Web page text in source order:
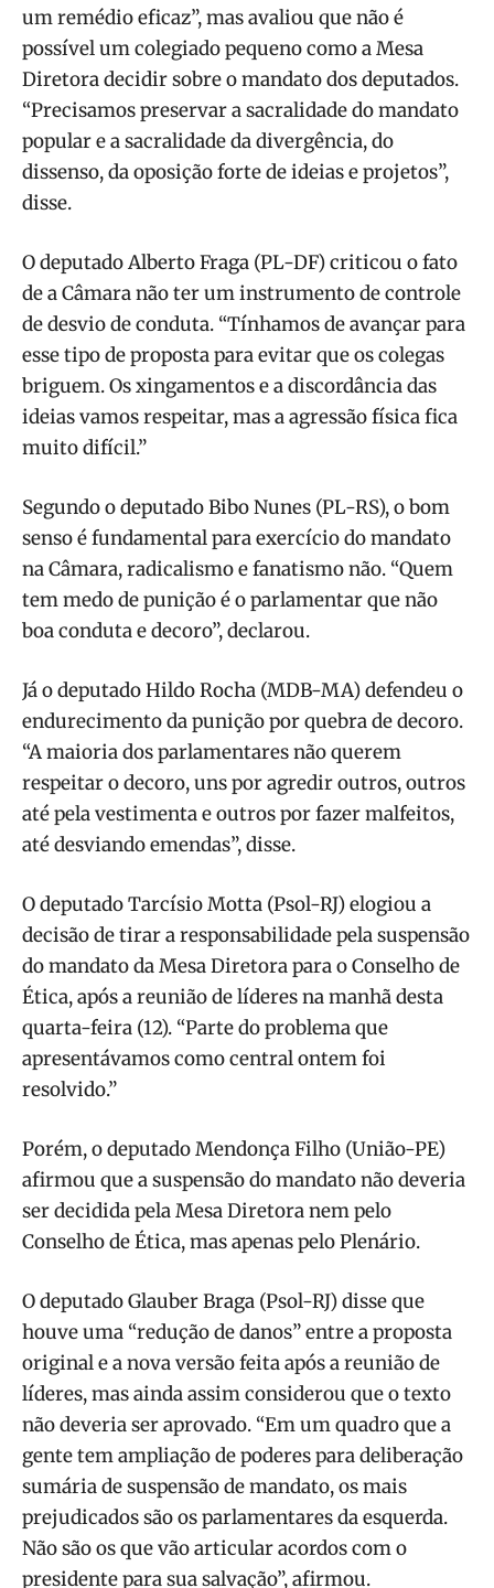
um remédio eficaz”, mas avaliou que não é
possível um colegiado pequeno como a Mesa
Diretora decidir sobre o mandato dos deputados.
“Precisamos preservar a sacralidade do mandato
popular e a sacralidade da divergência, do
dissenso, da oposição forte de ideias e projetos”,
disse.
O deputado Alberto Fraga (PL-DF) criticou o fato
de a Câmara não ter um instrumento de controle
de desvio de conduta. “Tínhamos de avançar para
esse tipo de proposta para evitar que os colegas
briguem. Os xingamentos e a discordância das
ideias vamos respeitar, mas a agressão física fica
muito difícil.”
Segundo o deputado Bibo Nunes (PL-RS), o bom
senso é fundamental para exercício do mandato
na Câmara, radicalismo e fanatismo não. “Quem
tem medo de punição é o parlamentar que não
boa conduta e decoro”, declarou.
Já o deputado Hildo Rocha (MDB-MA) defendeu o
endurecimento da punição por quebra de decoro.
“A maioria dos parlamentares não querem
respeitar o decoro, uns por agredir outros, outros
até pela vestimenta e outros por fazer malfeitos,
até desviando emendas”, disse.
O deputado Tarcísio Motta (Psol-RJ) elogiou a
decisão de tirar a responsabilidade pela suspensão
do mandato da Mesa Diretora para o Conselho de
Ética, após a reunião de líderes na manhã desta
quarta-feira (12). “Parte do problema que
apresentávamos como central ontem foi
resolvido.”
Porém, o deputado Mendonça Filho (União-PE)
afirmou que a suspensão do mandato não deveria
ser decidida pela Mesa Diretora nem pelo
Conselho de Ética, mas apenas pelo Plenário.
O deputado Glauber Braga (Psol-RJ) disse que
houve uma “redução de danos” entre a proposta
original e a nova versão feita após a reunião de
líderes, mas ainda assim considerou que o texto
não deveria ser aprovado. “Em um quadro que a
gente tem ampliação de poderes para deliberação
sumária de suspensão de mandato, os mais
prejudicados são os parlamentares da esquerda.
Não são os que vão articular acordos com o
presidente para sua salvação”, afirmou.